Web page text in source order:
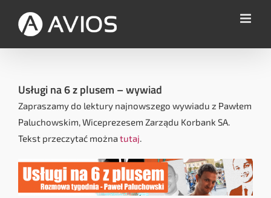
zawartości
Usługi na 6 z plusem – wywiad
Zapraszamy do lektury najnowszego wywiadu z Pawłem
Paluchowskim, Wiceprezesem Zarządu Korbank SA.
Tekst przeczytać możnatutaj.